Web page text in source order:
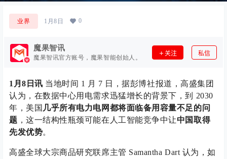
业界 1月8日 0
魔果智讯
魔果智讯官方账号，魔果智能创始人。
关注 私信
1月8日讯 当地时间 1 月 7 日，据彭博社报道，高盛集团
认为，在数据中心用电需求迅猛增长的背景下，到 2030
年，美国 几乎所有电力电网都将面临备用容量不足的问
题 ，这一结构性瓶颈可能在人工智能竞争中让中国取得
先发优势。
高盛全球大宗商品研究联席主管 Samantha Dart 认为，如